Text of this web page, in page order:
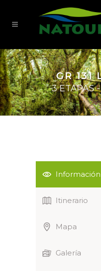
GR 131
3 ETAPAS
Información
Itinerario
Mapa
Galería